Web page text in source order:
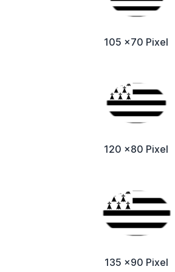
105 x70 Pixel
120 x80 Pixel
135 x90 Pixel